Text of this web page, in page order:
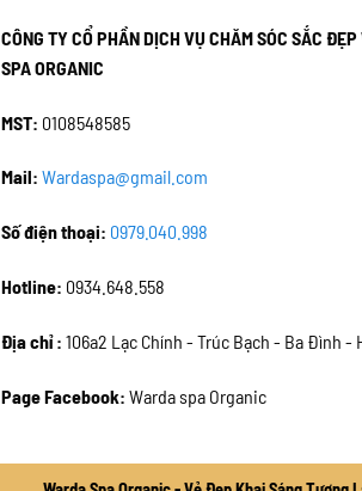
CÔNG TY CỔ PHẦN DỊCH VỤ CHĂM SÓC SẮC
SPA ORGANIC
MST: 0108548585
Mail:Wardaspa@gmail.com
Số điện thoại: 0979.040.998
Hotline: 0934.648.558
Địa chỉ : 106a2 Lạc Chính - Trúc Bạch - Ba Đình -
Page Facebook: Warda spa Organic